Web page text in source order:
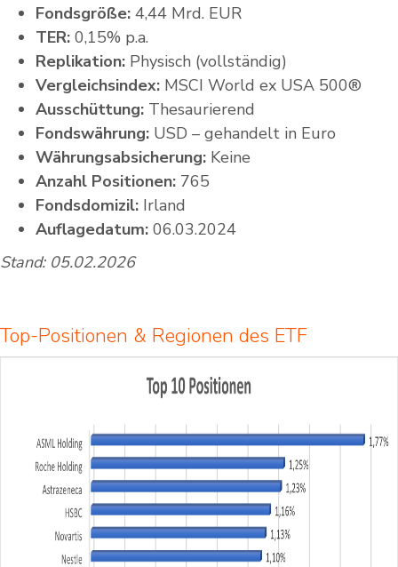
Fondsgröße: 4,44 Mrd. EUR
TER: 0,15% p.a.
Replikation: Physisch (vollständig)
Vergleichsindex: MSCI World ex USA 500®
Ausschüttung: Thesaurierend
Fondswährung: USD – gehandelt in Euro
Währungsabsicherung: Keine
Anzahl Positionen: 765
Fondsdomizil: Irland
Auflagedatum: 06.03.2024
Stand: 05.02.2026
Top-Positionen & Regionen des ETF